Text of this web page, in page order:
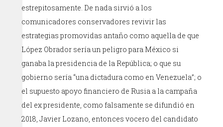
estrepitosamente. De nada sirvió a los
comunicadores conservadores revivir las
estrategias promovidas antaño como aquella de que
López Obrador sería un peligro para México si
ganaba la presidencia de la República; o que su
gobierno sería “una dictadura como en Venezuela”; o
el supuesto apoyo financiero de Rusia a la campaña
del ex presidente, como falsamente se difundió en
2018, Javier Lozano, entonces vocero del candidato